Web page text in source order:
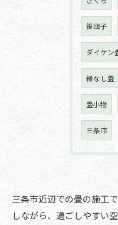
笹団子
ダイケン
縁なし畳
畳小物
三条市
三条市近辺での畳の施工
しながら、過ごしやすい